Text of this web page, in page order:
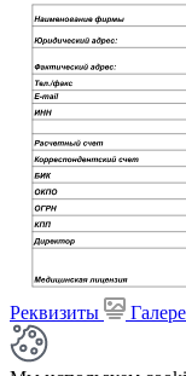
Реквизиты